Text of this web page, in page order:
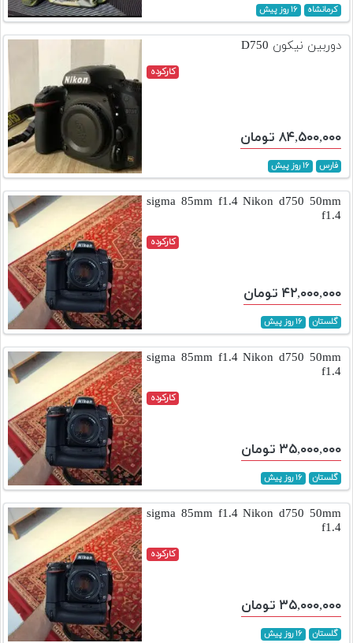
کرمانشاه ۱۶ روز پیش
دوربین نیکون D750
کارکرده
۸۴,۵۰۰,۰۰۰ تومان
فارس ۱۶ روز پیش
sigma 85mm f1.4 Nikon d750 50mm
f1.4
کارکرده
۴۲,۰۰۰,۰۰۰ تومان
گلستان ۱۶ روز پیش
sigma 85mm f1.4 Nikon d750 50mm
f1.4
کارکرده
۳۵,۰۰۰,۰۰۰ تومان
گلستان ۱۶ روز پیش
sigma 85mm f1.4 Nikon d750 50mm
f1.4
کارکرده
۳۵,۰۰۰,۰۰۰ تومان
گلستان ۱۶ روز پیش